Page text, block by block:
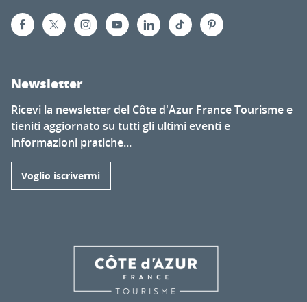
Newsletter
Ricevi la newsletter del Côte d'Azur France Tourisme e
tieniti aggiornato su tutti gli ultimi eventi e
informazioni pratiche...
Voglio iscrivermi